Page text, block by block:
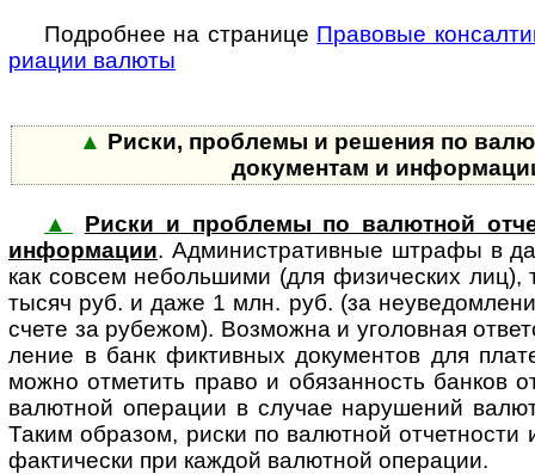
Подробнее на странице Право­вые
риа­ции валюты
▲ Риски, проблемы и решения по
документам и
▲
Риски и проблемы по валютной
информации. Админи­стра­тив­ные штра­фы в
как сов­сем неболь­шими (для физи­чес­ких лиц),
тысяч руб. и даже 1 млн. руб. (за
счете за рубе­жом). Воз­можна и уго­лов­ная
ление в банк фикт­ив­ных доку­мен­тов для
можно отме­тить право и обя­зан­ность бан­ков
валют­ной опе­ра­ции в слу­чае нару­шений
Таким обра­зом, риски по валют­ной отчет­ности
факти­чески при каж­дой валют­ной опе­рации.